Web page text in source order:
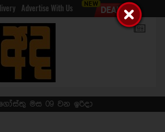
Advertise With Us
මස 09 වන ඉරිදා